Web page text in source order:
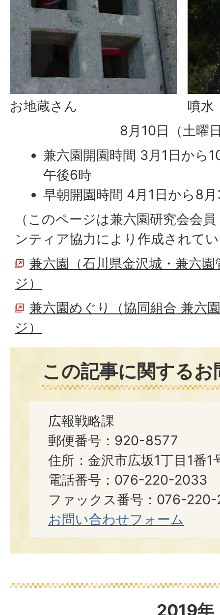
お地蔵さん
噴水
8月10日（土曜
兼六園開園時間 3月1日から
午後6時
早朝開園時間 4月1日から8
（このページは兼六園研究会会
ンティア協力により作成されて
兼六園（石川県金沢城・兼六
ジ）
兼六園めぐり（協同組合 兼六
ジ）
この記事に関する
広報戦略課
郵便番号：920-8577
住所：金沢市広坂1丁目1番1
電話番号：076-220-2033
ファックス番号：076-
お問い合わせフォーム
2019年